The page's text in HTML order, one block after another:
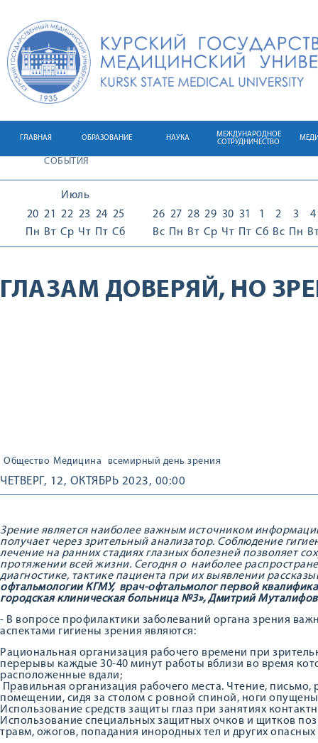
ГЛАВНАЯ ОБРАЗОВАНИЕ НАУКА
МЕЖДУНАРОДНОЕ
СОТРУДНИЧЕСТВО
СОБЫТИЯ
Июль
20
Пн
21
Вт
22
Ср
23
Чт
24
Пт
25
Сб
26
Вс
27
Пн
28
Вт
29
Ср
30
Чт
31
Пт
1
Сб
2
Вс
3
Пн
4
ГЛАЗАМ ДОВЕРЯЙ, НО
Общество Медицина всемирный день зрения
ЧЕТВЕРГ, 12, ОКТЯБРЬ 2023, 00:00
Зрение является наиболее важным источником
получает через зрительный анализатор. Соблюдение
лечение на ранних стадиях глазных болезней позволяет
протяжении всей жизни. Сегодня о наиболее
диагностике, тактике пациента при их выявлении
офтальмологии КГМУ, врач-офтальмолог первой
городская клиническая больница №3», Дмитрий
- В вопросе профилактики заболеваний органа зрения
аспектами гигиены зрения являются:
Рациональная организация рабочего времени при
перерывы каждые 30-40 минут работы вблизи во время
расположенные вдали;
Правильная организация рабочего места. Чтение,
помещении, сидя за столом с ровной спиной, ноги
Использование средств защиты глаз при занятиях
Использование специальных защитных очков и щитков
травм, ожогов, попадания инородных тел и других